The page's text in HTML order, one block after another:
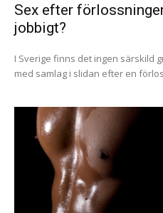
Sex efter
jobbigt?
I Sverige finns det ingen särskild
med samlag i slidan efter en